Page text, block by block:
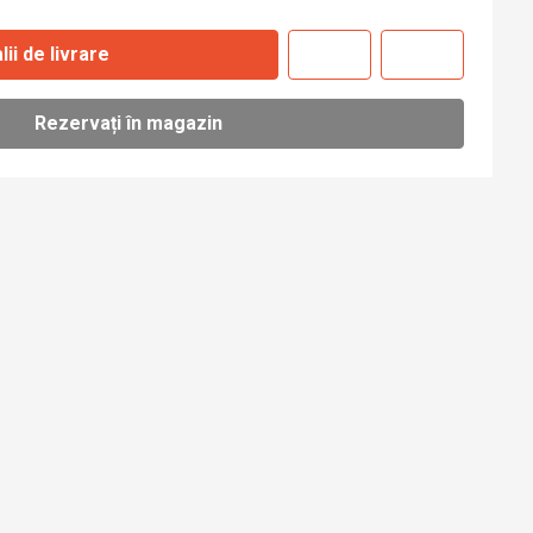
de livrare
Rezervați în magazin